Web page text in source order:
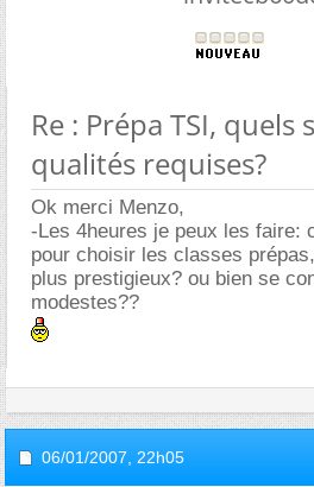
Re : Prépa TSI, quels
qualités requises?
Ok merci Menzo,
-Les 4heures je peux les faire:
pour choisir les classes
plus prestigieux? ou bien se
modestes??
06/01/2007, 22h05